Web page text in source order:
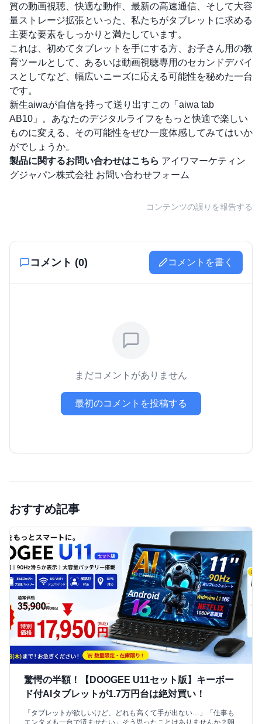
質の動画視聴、快適な動作、最新の高速通信、そして大容
量ストレージ拡張といった、私たちがタブレットに求める
主要な要素をしっかりと満たしています。
これは、初めてタブレットを手にする方、お子さん用の教
育ツールとして、あるいは動画視聴専用のセカンドデバイ
スとしてなど、幅広いニーズに応える可能性を秘めた一台
です。
新生aiwaが自信を持って送り出すこの「aiwa tab
AB10」。あなたのデジタルライフをもっと快適で楽しい
ものに変える、その可能性をぜひ一度体感してみてはいか
がでしょうか。
製品に関するお問い合わせはこちら アイワマーケティン
グジャパン株式会社 お問い合わせフォーム
コンテンツの誤りを報告する
コメント (0) コメントを書く
まだコメントがありません
最初のコメントを投稿する
おすすめ記事
驚愕の半額！【DOOGEE U11セット版】キーボー
ド付AIタブレットが1.7万円台は絶対買い！
「タブレットが欲しいけど、どれも高くて手が出ない…」「仕事も
エンタメも一台で済ませたい」そう思ったことはありませんか？朗